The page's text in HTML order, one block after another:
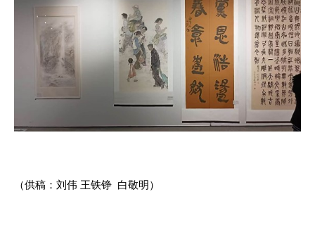
（供稿：刘伟 王铁铮 白敬明）